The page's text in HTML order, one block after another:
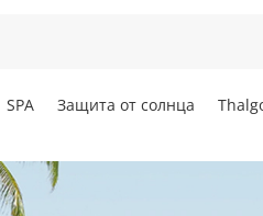
SPA Защита от солнца